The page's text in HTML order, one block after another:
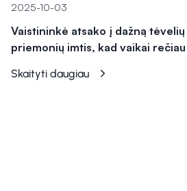
2025-10-03
Vaistininkė atsako į dažną
priemonių imtis, kad vaikai
Skaityti daugiau